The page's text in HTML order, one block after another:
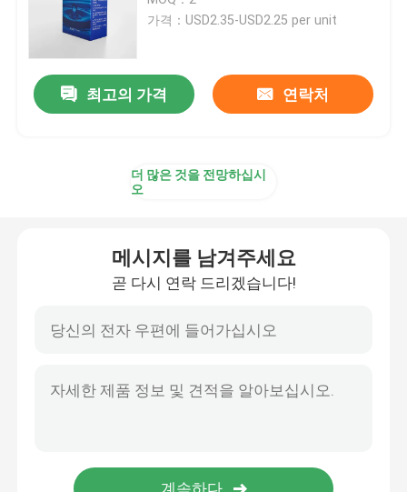
가정용 정수기
RO 워터 필터
수소병
수소 시험 반응물
가격：USD2.35-USD2.25 per unit
최고의 가격 연락처
더 많은 것을 전망하십시
오
메시지를 남겨주세요
곧 다시 연락 드리겠습니다!